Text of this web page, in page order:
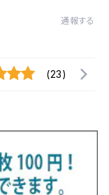
通報する
(23)